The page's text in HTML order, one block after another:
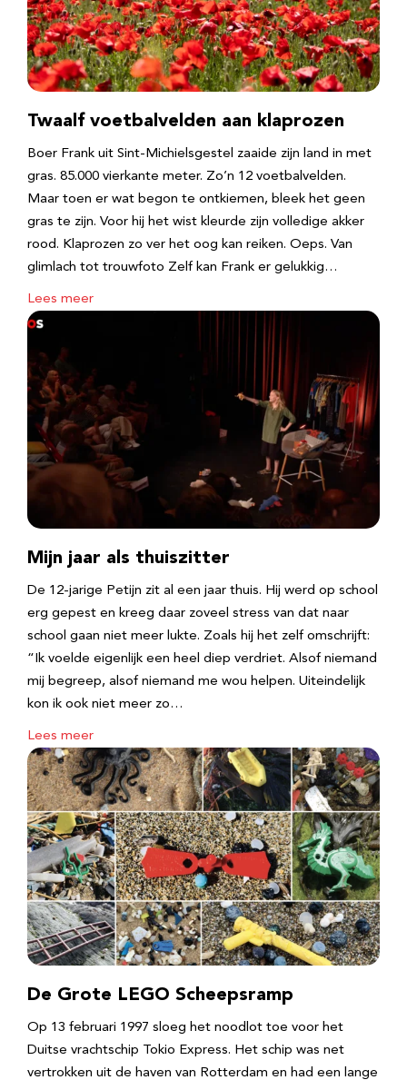
Twaalf voetbalvelden aan klaprozen
Boer Frank uit Sint-Michielsgestel zaaide zijn land in met
gras. 85.000 vierkante meter. Zo’n 12 voetbalvelden.
Maar toen er wat begon te ontkiemen, bleek het geen
gras te zijn. Voor hij het wist kleurde zijn volledige akker
rood. Klaprozen zo ver het oog kan reiken. Oeps. Van
glimlach tot trouwfoto Zelf kan Frank er gelukkig…
Lees meer
Mijn jaar als thuiszitter
De 12-jarige Petijn zit al een jaar thuis. Hij werd op school
erg gepest en kreeg daar zoveel stress van dat naar
school gaan niet meer lukte. Zoals hij het zelf omschrijft:
“Ik voelde eigenlijk een heel diep verdriet. Alsof niemand
mij begreep, alsof niemand me wou helpen. Uiteindelijk
kon ik ook niet meer zo…
Lees meer
De Grote LEGO Scheepsramp
Op 13 februari 1997 sloeg het noodlot toe voor het
Duitse vrachtschip Tokio Express. Het schip was net
vertrokken uit de haven van Rotterdam en had een lange